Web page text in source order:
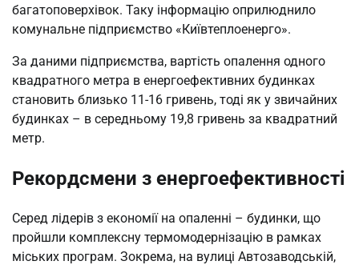
багатоповерхівок. Таку інформацію оприлюднило
комунальне підприємство «Київтеплоенерго».
За даними підприємства, вартість опалення одного
квадратного метра в енергоефективних будинках
становить близько 11-16 гривень, тоді як у звичайних
будинках – в середньому 19,8 гривень за квадратний
метр.
Рекордсмени з енергоефективності
Серед лідерів з економії на опаленні – будинки, що
пройшли комплексну термомодернізацію в рамках
міських програм. Зокрема, на вулиці Автозаводській,